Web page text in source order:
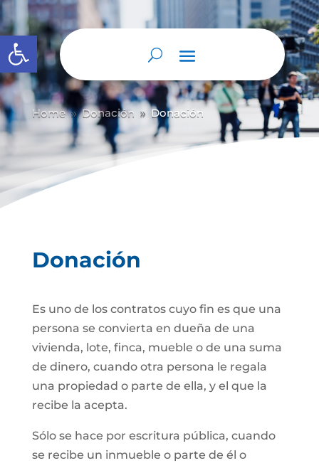
Abrir barra de herramientas
Home 9 Donación 9 Donación
Donación
Es uno de los contratos cuyo fin es que una
persona se convierta en dueña de una
vivienda, lote, finca, mueble o de una suma
de dinero, cuando otra persona le regala
una propiedad o parte de ella, y el que la
recibe la acepta.
Sólo se hace por escritura pública, cuando
se recibe un inmueble o parte de él o